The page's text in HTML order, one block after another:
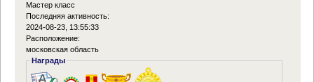
Мастер класс
Последняя активность:
2024-08-23, 13:55:33
Расположение:
московская область
Награды